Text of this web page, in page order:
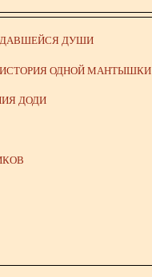
ДУШИ
ИСТОРИЯ ОДНОЙ МАНТЫШКИ
ДОДИ